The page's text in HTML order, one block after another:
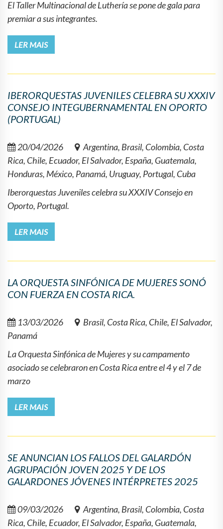
El Taller Multinacional de Luthería se pone de gala para
premiar a sus integrantes.
LER MAIS
IBERORQUESTAS JUVENILES CELEBRA SU XXXIV
CONSEJO INTEGUBERNAMENTAL EN OPORTO
(PORTUGAL)
20/04/2026
Argentina, Brasil, Colombia, Costa
Rica, Chile, Ecuador, El Salvador, España, Guatemala,
Honduras, México, Panamá, Uruguay, Portugal, Cuba
Iberorquestas Juveniles celebra su XXXIV Consejo en
Oporto, Portugal.
LER MAIS
LA ORQUESTA SINFÓNICA DE MUJERES SONÓ
CON FUERZA EN COSTA RICA.
13/03/2026
Brasil, Costa Rica, Chile, El Salvador,
Panamá
La Orquesta Sinfónica de Mujeres y su campamento
asociado se celebraron en Costa Rica entre el 4 y el 7 de
marzo
LER MAIS
SE ANUNCIAN LOS FALLOS DEL GALARDÓN
AGRUPACIÓN JOVEN 2025 Y DE LOS
GALARDONES JÓVENES INTÉRPRETES 2025
09/03/2026
Argentina, Brasil, Colombia, Costa
Rica, Chile, Ecuador, El Salvador, España, Guatemala,